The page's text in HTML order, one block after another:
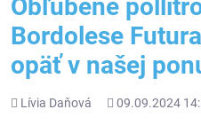
Obľúbené
Bordolese
opäť v našej
Pridal
Lívia Daňová Pridané
09.09.2024